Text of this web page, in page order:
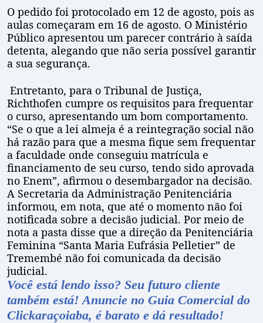
O pedido foi protocolado em 12 de agosto, pois as
aulas começaram em 16 de agosto. O Ministério
Público apresentou um parecer contrário à saída
detenta, alegando que não seria possível garantir
a sua segurança.
Entretanto, para o Tribunal de Justiça,
Richthofen cumpre os requisitos para frequentar
o curso, apresentando um bom comportamento.
“Se o que a lei almeja é a reintegração social não
há razão para que a mesma fique sem frequentar
a faculdade onde conseguiu matrícula e
financiamento de seu curso, tendo sido aprovada
no Enem”, afirmou o desembargador na decisão.
A Secretaria da Administração Penitenciária
informou, em nota, que até o momento não foi
notificada sobre a decisão judicial. Por meio de
nota a pasta disse que a direção da Penitenciária
Feminina “Santa Maria Eufrásia Pelletier” de
Tremembé não foi comunicada da decisão
judicial.
Você está lendo isso? Seu futuro cliente
também está! Anuncie no Guia Comercial do
Clickaraçoiaba, é barato e dá resultado!